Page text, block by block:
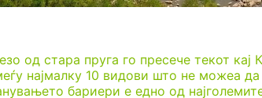
од стара пруга го пресече текот кај
најмалку 10 видови што не можеа
бариери е едно од